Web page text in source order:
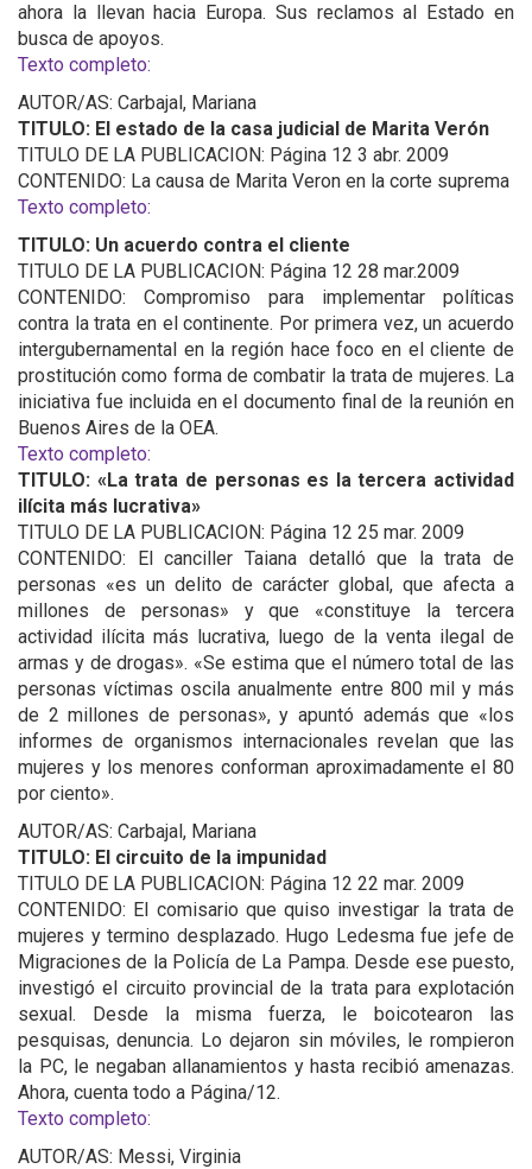
ahora la llevan hacia Europa. Sus reclamos al Estado en
busca de apoyos.
Texto completo:
AUTOR/AS: Carbajal, Mariana
TITULO: El estado de la casa judicial de Marita Verón
TITULO DE LA PUBLICACION: Página 12 3 abr. 2009
CONTENIDO: La causa de Marita Veron en la corte suprema
Texto completo:
TITULO: Un acuerdo contra el cliente
TITULO DE LA PUBLICACION: Página 12 28 mar.2009
CONTENIDO: Compromiso para implementar políticas
contra la trata en el continente. Por primera vez, un acuerdo
intergubernamental en la región hace foco en el cliente de
prostitución como forma de combatir la trata de mujeres. La
iniciativa fue incluida en el documento final de la reunión en
Buenos Aires de la OEA.
Texto completo:
TITULO: «La trata de personas es la tercera actividad
ilícita más lucrativa»
TITULO DE LA PUBLICACION: Página 12 25 mar. 2009
CONTENIDO: El canciller Taiana detalló que la trata de
personas «es un delito de carácter global, que afecta a
millones de personas» y que «constituye la tercera
actividad ilícita más lucrativa, luego de la venta ilegal de
armas y de drogas». «Se estima que el número total de las
personas víctimas oscila anualmente entre 800 mil y más
de 2 millones de personas», y apuntó además que «los
informes de organismos internacionales revelan que las
mujeres y los menores conforman aproximadamente el 80
por ciento».
AUTOR/AS: Carbajal, Mariana
TITULO: El circuito de la impunidad
TITULO DE LA PUBLICACION: Página 12 22 mar. 2009
CONTENIDO: El comisario que quiso investigar la trata de
mujeres y termino desplazado. Hugo Ledesma fue jefe de
Migraciones de la Policía de La Pampa. Desde ese puesto,
investigó el circuito provincial de la trata para explotación
sexual. Desde la misma fuerza, le boicotearon las
pesquisas, denuncia. Lo dejaron sin móviles, le rompieron
la PC, le negaban allanamientos y hasta recibió amenazas.
Ahora, cuenta todo a Página/12.
Texto completo:
AUTOR/AS: Messi, Virginia